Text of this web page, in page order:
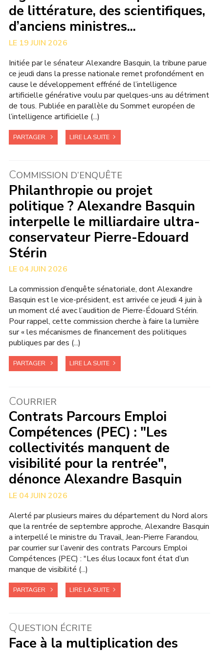
de littérature, des scientifiques,
d’anciens ministres...
19 JUIN 2026
Initiée par le sénateur Alexandre Basquin, la tribune parue
ce jeudi dans la presse nationale remet profondément en
cause le développement effréné de l’intelligence
artificielle générative voulu par quelques-uns au détriment
de tous. Publiée en parallèle du Sommet européen de
l’intelligence artificielle (...)
PARTAGER LIRE LA SUITE
COMMISSION D’ENQUÊTE
Philanthropie ou projet
politique ? Alexandre Basquin
interpelle le milliardaire ultra-
conservateur Pierre-Edouard
Stérin
04 JUIN 2026
La commission d’enquête sénatoriale, dont Alexandre
Basquin est le vice-président, est arrivée ce jeudi 4 juin à
un moment clé avec l’audition de Pierre-Édouard Stérin.
Pour rappel, cette commission cherche à faire la lumière
sur « les mécanismes de financement des politiques
publiques par des (...)
PARTAGER LIRE LA SUITE
COURRIER
Contrats Parcours Emploi
Compétences (PEC) : "Les
collectivités manquent de
visibilité pour la rentrée",
dénonce Alexandre Basquin
04 JUIN 2026
Alerté par plusieurs maires du département du Nord alors
que la rentrée de septembre approche, Alexandre Basquin
a interpellé le ministre du Travail, Jean-Pierre Farandou,
par courrier sur l’avenir des contrats Parcours Emploi
Compétences (PEC) : "Les élus locaux font état d’un
manque de visibilité (...)
PARTAGER LIRE LA SUITE
QUESTION ÉCRITE
Face à la multiplication des